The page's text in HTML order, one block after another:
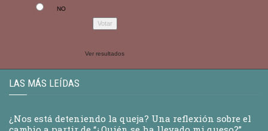
NO
Ver resultados
LAS MÁS LEÍDAS
¿Nos está deteniendo la queja? Una reflexión sobre el